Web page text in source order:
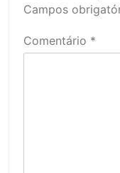
Campos
Comentário *